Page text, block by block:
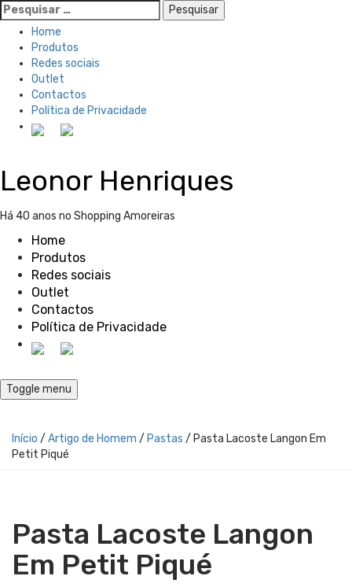
Pesquisar
por:
Home
Produtos
Redes sociais
Outlet
Contactos
Política de Privacidade
Leonor Henriques
Há 40 anos no Shopping Amoreiras
Home
Produtos
Redes sociais
Outlet
Contactos
Política de Privacidade
Toggle menu
Início / Artigo de Homem / Pastas / Pasta Lacoste Langon Em
Petit Piqué
Pasta Lacoste Langon
Em Petit Piqué